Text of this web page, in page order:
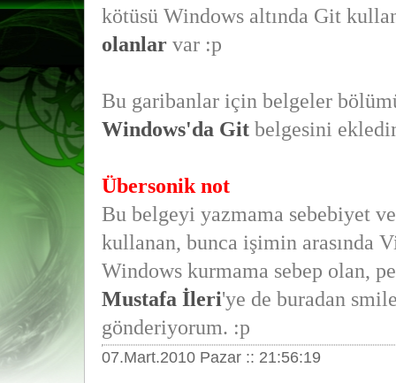
kötüsü Windows altında Git
olanlarvar :p
Bu garibanlar için belgeler
Windows'da Gitbelgesini
Übersonik not
Bu belgeyi yazmama sebebiyet
kullanan, bunca işimin arasında
Windows kurmama sebep olan,
Mustafa İleri'ye de buradan
gönderiyorum. :p
07.Mart.2010 Pazar :: 21:56:19